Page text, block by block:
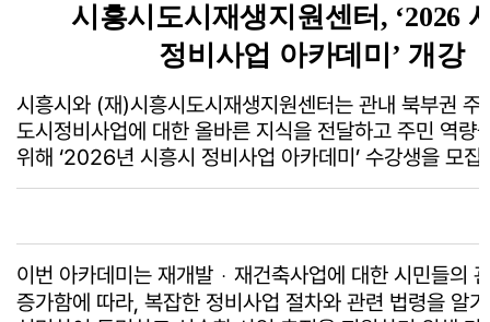
시흥시도시재생지원센터, ‘2026
정비사업 아카데미’ 개강
시흥시와 (재)시흥시도시재생지원센터는 관내 북부권 주
도시정비사업에 대한 올바른 지식을 전달하고 주민 역량
위해 ‘2026년 시흥시 정비사업 아카데미’ 수강생을 모집
이번 아카데미는 재개발ㆍ재건축사업에 대한 시민들의
증가함에 따라, 복잡한 정비사업 절차와 관련 법령을 알